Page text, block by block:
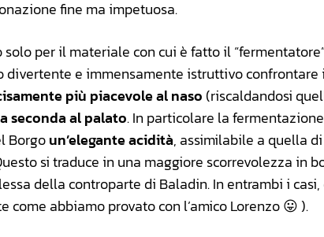
fine ma impetuosa.
per il materiale con cui è fatto il
divertente e immensamente istruttivo confrontare
più piacevole al naso (riscaldandosi
seconda al palato. In particolare la
Borgoun’elegante acidità, assimilabile a quella
si traduce in una maggiore scorrevolezza in
della controparte di Baladin. In entrambi i
come abbiamo provato con l’amico Lorenzo 😛 ).